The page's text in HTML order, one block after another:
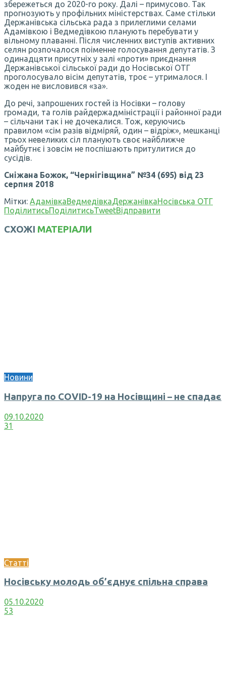
збережеться до 2020-го року. Далі – примусово. Так
прогнозують у профільних міністерствах. Саме стільки
Держанівська сільська рада з прилеглими селами
Адамівкою і Ведмедівкою планують перебувати у
вільному плаванні. Після численних виступів активних
селян розпочалося поіменне голосування депутатів. З
одинадцяти присутніх у залі «проти» приєднання
Держанівської сільської ради до Носівської ОТГ
проголосувало вісім депутатів, троє – утрималося. І
жоден не висловився «за».
До речі, запрошених гостей із Носівки – голову
громади, та голів райдержадміністрації і районної ради
– сільчани так і не дочекалися. Тож, керуючись
правилом «сім разів відміряй, один – відріж», мешканці
трьох невеликих сіл планують своє найближче
майбутнє і зовсім не поспішають притулитися до
сусідів.
Сніжана Божок, “Чернігівщина” №34 (695) від 23
серпня 2018
Мітки: АдамівкаВедмедівкаДержанівкаНосівська ОТГ
ПоділитисьПоділитисьTweetВідправити
СХОЖІ МАТЕРІАЛИ
Новини
Напруга по COVID-19 на Носівщині – не спадає
09.10.2020
31
Статті
Носівську молодь об’єднує спільна справа
05.10.2020
53